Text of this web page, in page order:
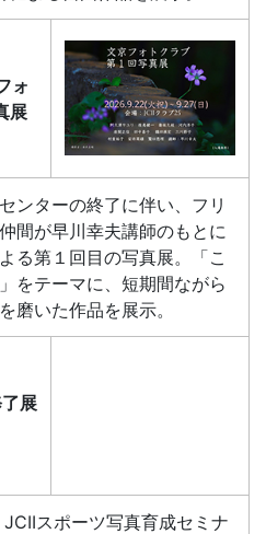
ォ
展
ンターの終了に伴い、フリ
間が早川幸夫講師のもとに
る第１回目の写真展。「こ
をテーマに、短期間ながら
磨いた作品を展示。
展
スポーツ写真育成セミナ